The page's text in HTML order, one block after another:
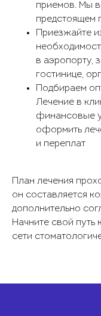
приемов. Мы
предстоящем
Приезжайте
в аэропорту,
гостинице,
Подбираем
Лечение в
финансовые
оформить
и переплат
План лечения
он составляется
дополнительно
Начните свой
сети